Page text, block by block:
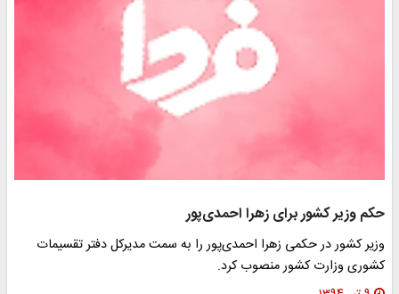
حکم وزیر کشور برای زهرا احمدی‌پور
وزیر کشور در حکمی زهرا احمدی‌پور را به سمت مدیرکل دفتر تقسیمات
کشوری وزارت کشور منصوب کرد.